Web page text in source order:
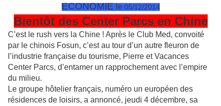
ECONOMIE e05/12/2014
Bientôt des Center Parcs en Chine
C’est le rush vers la Chine ! Après le Club Med, convoité
par le chinois Fosun, c’est au tour d’un autre fleuron de
l’industrie française du tourisme, Pierre et Vacances
Center Parcs, d’entamer un rapprochement avec l’empire
du milieu.
Le groupe hôtelier français, numéro un européen des
résidences de loisirs, a annoncé, jeudi 4 décembre, sa